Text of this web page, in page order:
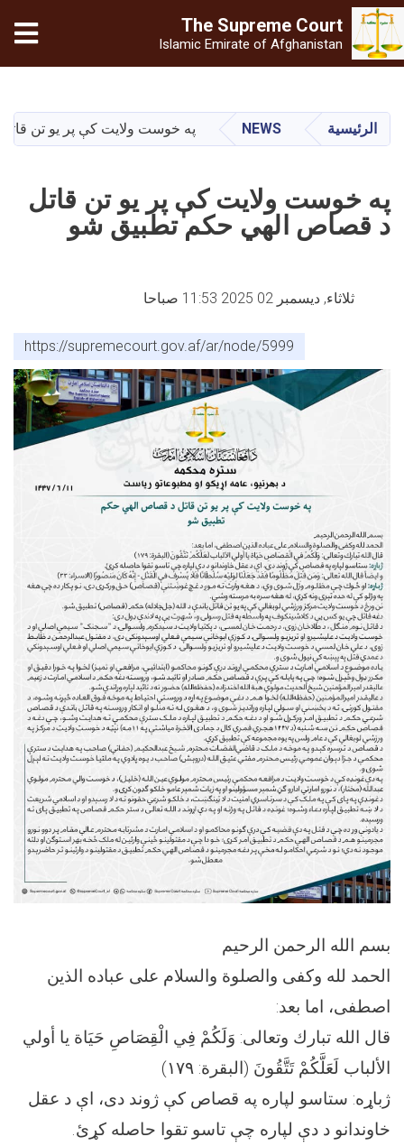
المحتوى
الرئيسي
The Supreme Court
Islamic Emirate of Afghanistan
الرئيسية NEWS په خوست ولایت کې پر یو تن
په خوست ولایت کې پر یو تن قاتل
د قصاص الهي حکم تطبیق شو
ثلاثاء, ديسمبر 02 2025 11:53 صباحا
https://supremecourt.gov.af/ar/node/5999
بسم الله الرحمن الرحيم
الحمد لله وكفى والصلوة والسلام على عباده الذين
اصطفی، اما بعد:
قال الله تبارك وتعالى: وَلَكُمْ فِي الْقِصَاصِ حَيَاة يا أولي
الألباب لَعَلَّكُمْ تَتَّقُونَ (البقرة: ۱۷۹)
ژباړه: ستاسو لپاره په قصاص کې ژوند دی، اې د عقل
خاوندانو د دې لپاره چې تاسو تقوا حاصله کړئ.